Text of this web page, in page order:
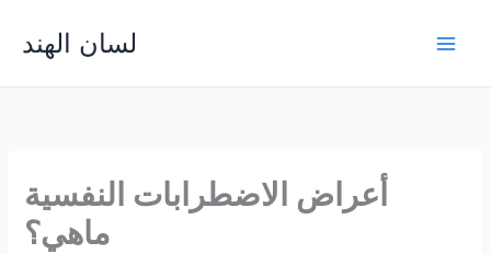
content
لسان الهند
أعراض الاضطرابات النفسية
ماهي؟